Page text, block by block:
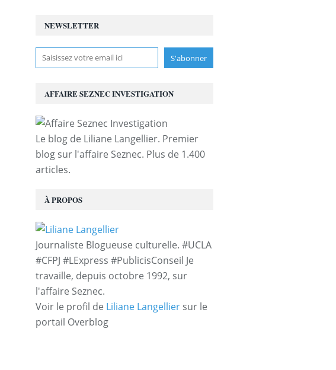
NEWSLETTER
AFFAIRE SEZNEC INVESTIGATION
Le blog de Liliane Langellier. Premier
blog sur l'affaire Seznec. Plus de 1.400
articles.
À PROPOS
Journaliste Blogueuse culturelle. #UCLA
#CFPJ #LExpress #PublicisConseil Je
travaille, depuis octobre 1992, sur
l'affaire Seznec.
Voir le profil de Liliane Langellier sur le
portail Overblog